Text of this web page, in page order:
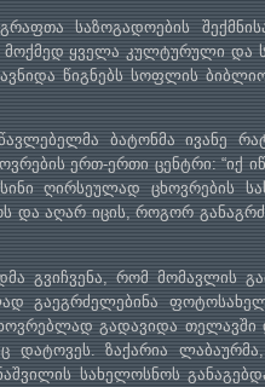
საზოგადოების
ყველა კულტურული და
წიგნებს სოფლის
ბატონმა ივანე
ერთ-ერთი ცენტრი: “იქ
ღირსეულად ცხოვრების
და აღარ იცის, როგორ
გვიჩვენა, რომ
გაეგრძელებინა
გადავიდა
დატოვეს. ზაქარია
სახელოსნოს